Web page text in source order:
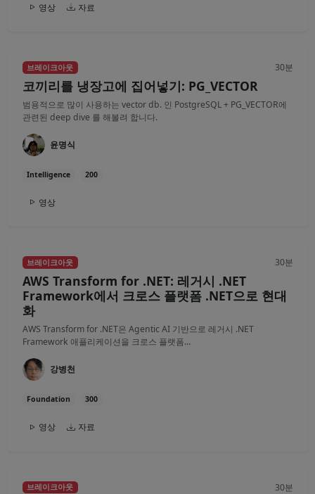
영상 자료
브레이크아웃 30분
코끼리를 냉장고에 집어넣기: PG_VECTOR
범용적으로 많이 사용하는 vector db. 인 PostgreSQL + PG_VECTOR에
관련된 deep dive 를 해볼려 합니다.
윤명식
Intelligence 200
영상
브레이크아웃 30분
AWS Transform for .NET: 레거시 .NET
Framework에서 크로스 플랫폼 .NET으로 현대
화
AWS Transform for .NET은 Agentic AI 기반으로 레거시 .NET
Framework 애플리케이션을 크로스 플랫폼...
강병천
Foundation 300
영상 자료
브레이크아웃 30분